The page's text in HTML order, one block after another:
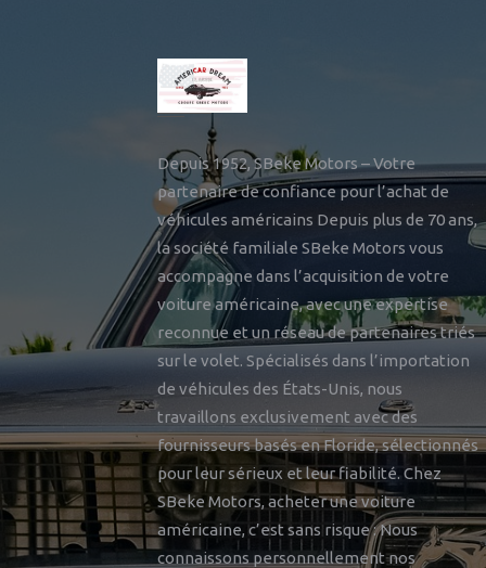
Depuis 1952, SBeke Motors – Votre
partenaire de confiance pour l’achat de
véhicules américains Depuis plus de 70 ans,
la société familiale SBeke Motors vous
accompagne dans l’acquisition de votre
voiture américaine, avec une expertise
reconnue et un réseau de partenaires triés
sur le volet. Spécialisés dans l’importation
de véhicules des États-Unis, nous
travaillons exclusivement avec des
fournisseurs basés en Floride, sélectionnés
pour leur sérieux et leur fiabilité. Chez
SBeke Motors, acheter une voiture
américaine, c’est sans risque : Nous
connaissons personnellement nos